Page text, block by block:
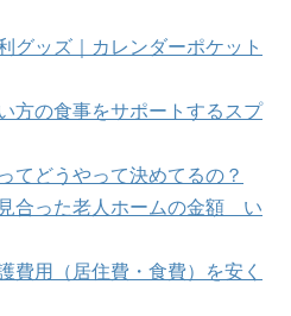
グッズ｜カレンダーポケット
方の食事をサポートするスプ
てどうやって決めてるの？
合った老人ホームの金額 い
費用（居住費・食費）を安く